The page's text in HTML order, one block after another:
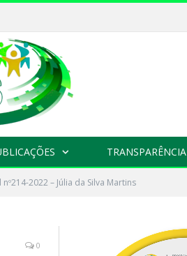
TRANSPARÊNCIA
2022 – Júlia da Silva Martins
0